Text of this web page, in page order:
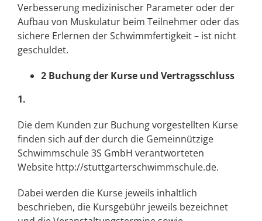
Verbesserung medizinischer Parameter oder der
Aufbau von Muskulatur beim Teilnehmer oder das
sichere Erlernen der Schwimmfertigkeit – ist nicht
geschuldet.
2 Buchung der Kurse und Vertragsschluss
1.
Die dem Kunden zur Buchung vorgestellten Kurse
finden sich auf der durch die Gemeinnützige
Schwimmschule 3S GmbH verantworteten
Website http://stuttgarterschwimmschule.de.
Dabei werden die Kurse jeweils inhaltlich
beschrieben, die Kursgebühr jeweils bezeichnet